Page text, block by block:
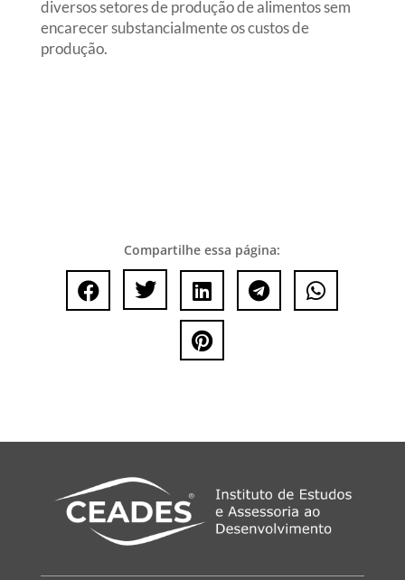
diversos setores de produção de alimentos sem
encarecer substancialmente os custos de
produção.
Compartilhe essa página:
    
